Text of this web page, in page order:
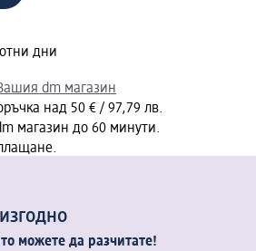
дни
dm магазин
над 50 € / 97,79 лв.
магазин до 60 минути.
можете да разчитате!